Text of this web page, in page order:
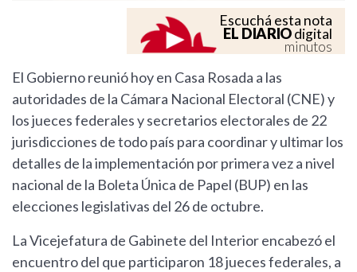
Escuchá esta nota
EL DIARIOdigital
minutos
El Gobierno reunió hoy en Casa Rosada a las
autoridades de la Cámara Nacional Electoral (CNE) y
los jueces federales y secretarios electorales de 22
jurisdicciones de todo país para coordinar y ultimar los
detalles de la implementación por primera vez a nivel
nacional de la Boleta Única de Papel (BUP) en las
elecciones legislativas del 26 de octubre.
La Vicejefatura de Gabinete del Interior encabezó el
encuentro del que participaron 18 jueces federales, a